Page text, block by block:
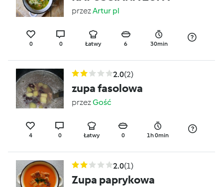
przezArtur pl
0 0 Łatwy 6 30min
2.0(2)
zupa fasolowa
przezGość
4 0 Łatwy 0 1h 0min
2.0(1)
Zupa paprykowa